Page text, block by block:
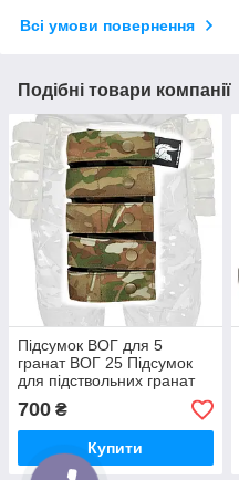
Всі умови повернення
Подібні товари компанії
Підсумок ВОГ для 5
гранат ВОГ 25 Підсумок
для підствольних гранат
ВОГ-25
700 ₴
Купити